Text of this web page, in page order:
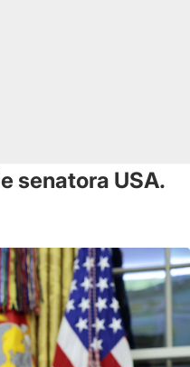
senatora USA.